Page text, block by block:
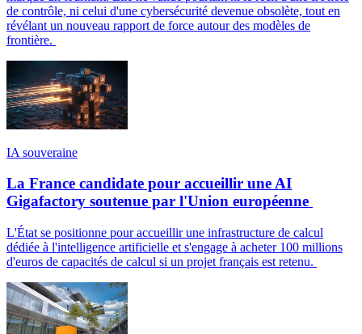
de contrôle, ni celui d'une cybersécurité devenue obsolète, tout en
révélant un nouveau rapport de force autour des modèles de
frontière.
IA souveraine
La France candidate pour accueillir une AI
Gigafactory soutenue par l'Union européenne
L'État se positionne pour accueillir une infrastructure de calcul
dédiée à l'intelligence artificielle et s'engage à acheter 100 millions
d'euros de capacités de calcul si un projet français est retenu.